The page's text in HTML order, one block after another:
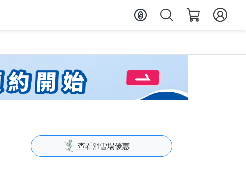
查看滑雪場優惠